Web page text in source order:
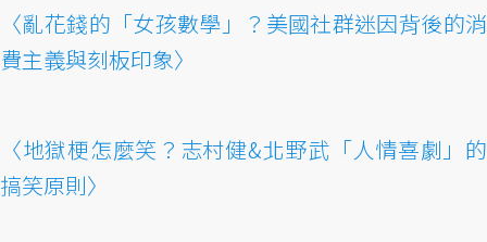
〈亂花錢的「女孩數學」？美國社群迷因背後的消
費主義與刻板印象〉
〈地獄梗怎麼笑？志村健&北野武「人情喜劇」的
搞笑原則〉